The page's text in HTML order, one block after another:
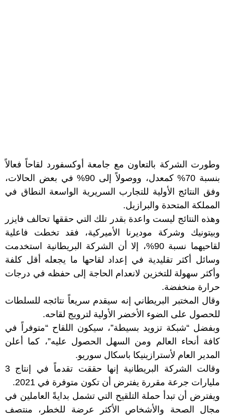
وطورت الشركة بالتعاون مع جامعة أوكسفورد لقاحاً فعالاً
بنسبة 70% كمعدل، ووصولاً إلى 90% في بعض الحالات،
وفق النتائج الأولية للتجارب السريرية الواسعة النطاق في
المملكة المتحدة والبرازيل.
وهذه النتائج ليست واعدة بقدر تلك التي حققها تحالف فايزر
وبيتونيك وشركة موديرنا الأميركية، فقد تخطت فاعلية
لقاحيهما نسبة 90%، إلا أن الشركة البريطانية استخدمت
وسائل أكثر تقليدية في إعداد لقاحها ما يجعله أقل كلفة
وأكثر سهولة للتخزين لانعدام الحاجة إلى حفظه في درجات
حرارة منخفضة.
وقال المختبر البريطاني إنه سيقدم سريعاً نتائجه للسلطات
للحصول على الضوء الأخضر الأولية لترويج لقاحه.
وبفضل “شبكة تزويد بسيطة”، سيكون اللقاح “متوفراً في
كافة أنحاء العالم ومن السهل الحصول عليه”، كما أعلن
المدير العام لأسترازينيكا باسكال سوريو.
وقالت الشركة البريطانية إنها حققت تقدماً في إنتاج 3
مليارات جرعة مقررة يفترض أن تكون متوفرة في 2021.
ويفترض أن تبدأ حملة التلقيح التي تشمل بدايةً العاملين في
مجال الصحة والأشخاص الأكثر عرضة للخطر، منتصف